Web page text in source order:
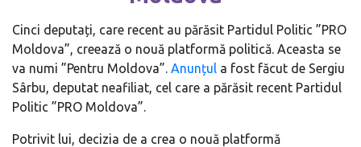
Cinci deputați, care recent au părăsit Partidul Politic ”PRO
Moldova”, creează o nouă platformă politică. Aceasta se
va numi ”Pentru Moldova”. Anunțul a fost făcut de Sergiu
Sârbu, deputat neafiliat, cel care a părăsit recent Partidul
Politic ”PRO Moldova”.
Potrivit lui, decizia de a crea o nouă platformă